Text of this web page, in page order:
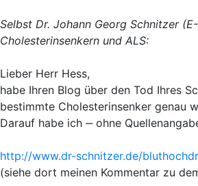
Selbst Dr. Johann Georg Schnitzer
Cholesterinsenkern und ALS:
Lieber Herr Hess,
habe Ihren Blog über den Tod Ihres
bestimmte Cholesterinsenker genau
Darauf habe ich ‒ ohne
http://www.dr-schnitzer.de/
(siehe dort meinen Kommentar zu